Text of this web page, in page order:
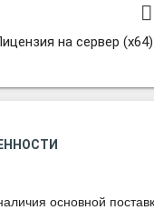
на сервер (x64)
основной